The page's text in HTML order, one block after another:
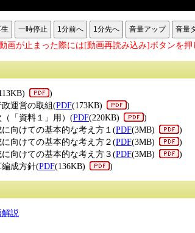
一時停止 1分前へ 1分先へ 音量アップ 音量
画が止まった際には[動画再読み込み]ボタンを押
)
運営の取組(PDF(173KB)
)
「資料１」用）(PDF(220KB)
)
向けての基本的な考え方１(PDF(3MB)
)
向けての基本的な考え方２(PDF(3MB)
)
向けての基本的な考え方３(PDF(3MB)
)
成方針(PDF(136KB) )
説